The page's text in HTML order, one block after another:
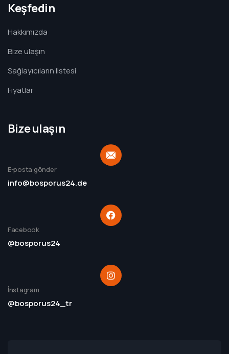
Keşfedin
Hakkımızda
Bize ulaşın
Sağlayıcıların listesi
Fiyatlar
Bize ulaşın
E-posta gönder
info@bosporus24.de
Facebook
@bosporus24
İnstagram
@bosporus24_tr